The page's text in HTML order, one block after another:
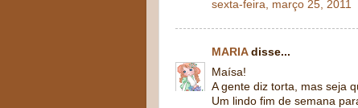
sexta-feira, março 25, 2011
MARIAdisse...
Maísa!
A gente diz torta, mas seja
Um lindo fim de semana